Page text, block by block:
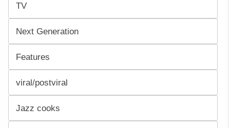
TV
Next Generation
Features
viral/postviral
Jazz cooks